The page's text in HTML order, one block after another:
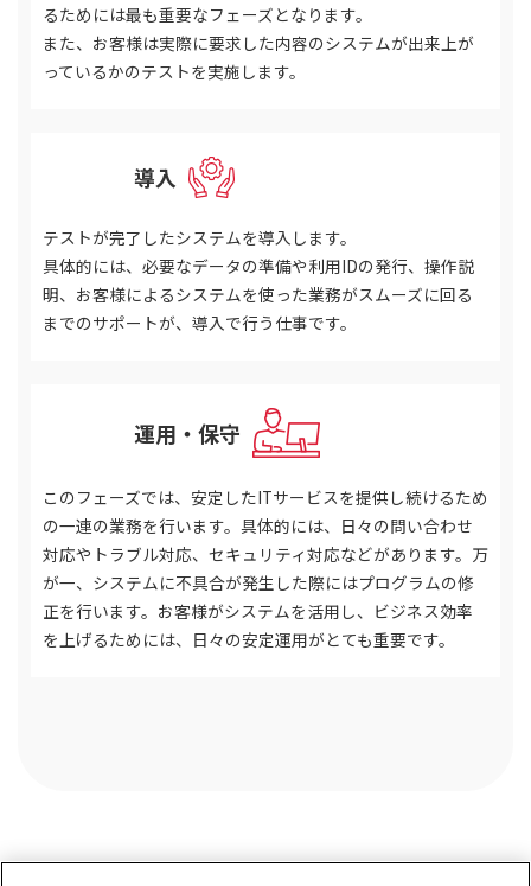
るためには最も重要なフェーズとなります。
また、お客様は実際に要求した内容のシステムが出来上が
っているかのテストを実施します。
導入
テストが完了したシステムを導入します。
具体的には、必要なデータの準備や利用IDの発行、操作説
明、お客様によるシステムを使った業務がスムーズに回る
までのサポートが、導入で行う仕事です。
運用・保守
このフェーズでは、安定したITサービスを提供し続けるため
の一連の業務を行います。具体的には、日々の問い合わせ
対応やトラブル対応、セキュリティ対応などがあります。万
が一、システムに不具合が発生した際にはプログラムの修
正を行います。お客様がシステムを活用し、ビジネス効率
を上げるためには、日々の安定運用がとても重要です。